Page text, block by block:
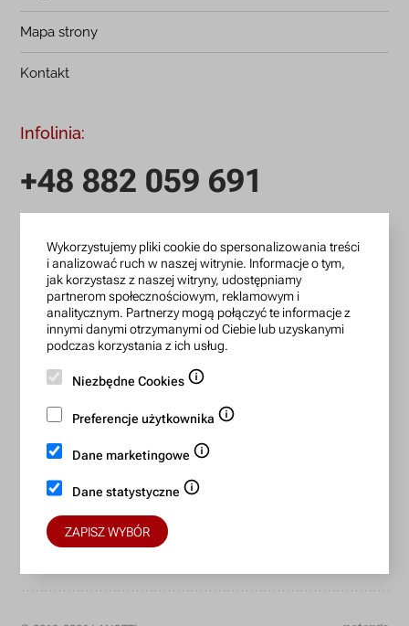
Mapa strony
Kontakt
Infolinia:
+48 882 059 691
zamowienia@lanotti.com
Pisząc w sprawie swojego zamówienia podaj w tytule
wiadomości numer, który otrzymałeś w potwierdzeniu.
Konto bankowe:
15 1140 2004 0000 3702 7470 6466
Bezpieczne płatności:
Wykorzystujemy pliki cookie do spersonalizowania treści
i analizować ruch w naszej witrynie. Informacje o tym,
jak korzystasz z naszej witryny, udostępniamy
partnerom społecznościowym, reklamowym i
analitycznym. Partnerzy mogą połączyć te informacje z
innymi danymi otrzymanymi od Ciebie lub uzyskanymi
podczas korzystania z ich usług.
Niezbędne Cookies
Preferencje użytkownika
Dane marketingowe
Dane statystyczne
ZAPISZ WYBÓR